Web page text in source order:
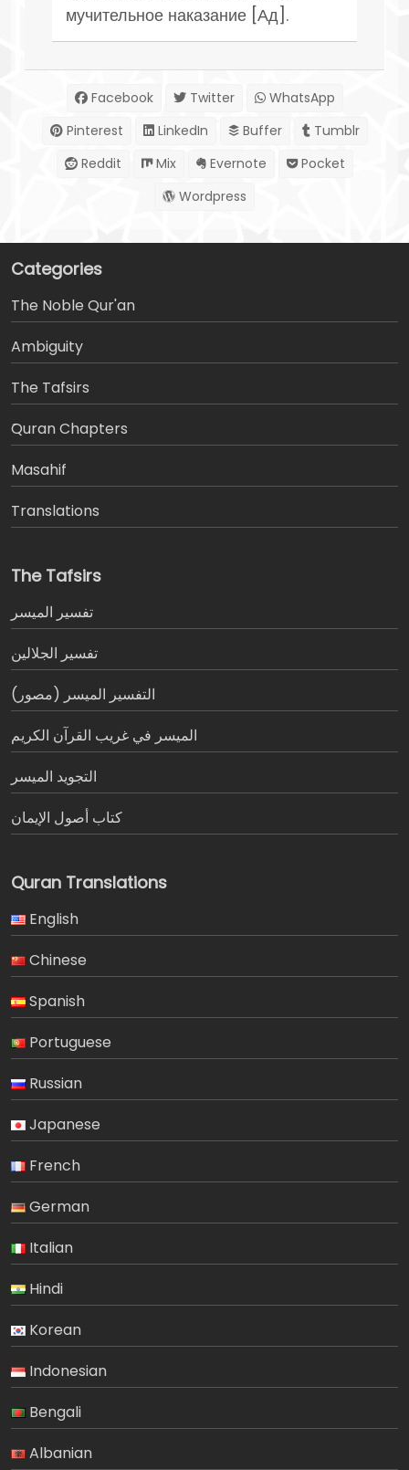
мучительное наказание [Ад].
Facebook Twitter
WhatsApp
Pinterest
LinkedIn Buffer
Tumblr
Reddit
Mix Evernote
Pocket
Wordpress
Categories
The Noble Qur'an
Ambiguity
The Tafsirs
َQuran Chapters
Masahif
Translations
The Tafsirs
تفسير المیسر
تفسير الجلالين
التفسير الميسر (مصور)
الميسر في غريب القرآن الكريم
التجويد الميسر
كتاب أصول الإيمان
Quran Translations
English
Chinese
Spanish
Portuguese
Russian
Japanese
French
German
Italian
Hindi
Korean
Indonesian
Bengali
Albanian